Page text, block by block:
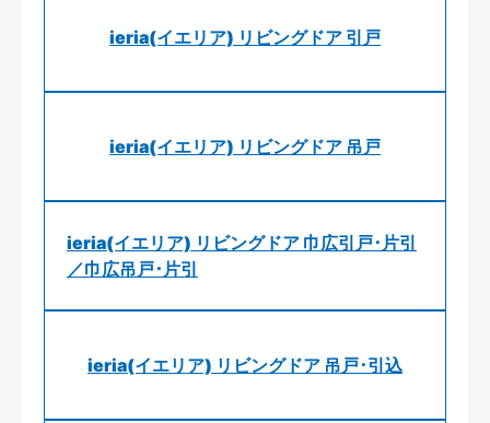
ieria(イエリア) リビングドア 引戸
ieria(イエリア) リビングドア 吊戸
ieria(イエリア) リビングドア 巾広引戸･片引
／巾広吊戸･片引
ieria(イエリア) リビングドア 吊戸･引込